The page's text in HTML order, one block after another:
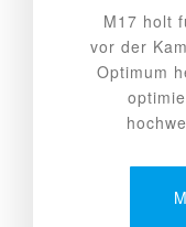
M17 holt
vor der
Optimum